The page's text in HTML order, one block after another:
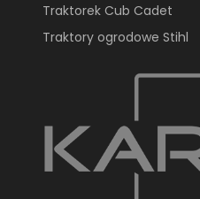
Traktorek Cub Cadet
Traktory ogrodowe Stihl